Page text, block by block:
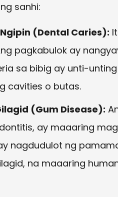
sanhi:
(Dental Caries):
pagkabulok ay
sa bibig ay unti-
cavities o butas.
(Gum Disease):
ay maaaring
nagdudulot ng
na maaaring